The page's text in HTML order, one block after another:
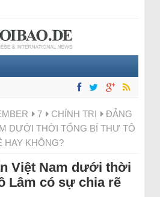
7 CHÍNH TRỊ
ĐẢNG
DƯỚI THỜI TỔNG BÍ THƯ TÔ
HAY KHÔNG?
Việt Nam dưới thời
Lâm có sự chia rẽ